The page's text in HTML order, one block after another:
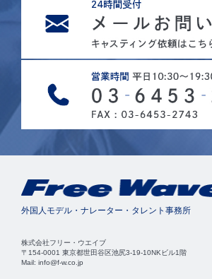
外国人モデル・ナレーター・タレント事務所
株式会社フリー・ウエイブ
〒154-0001 東京都世田谷区池尻3-19-10NKビル1階
Mail: info@f-w.co.jp